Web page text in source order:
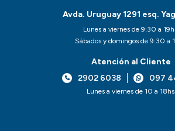
Avda. Uruguay 1291 esq.
Lunes a viernes de 9:30 a
Sábados y domingos de 9:30 a
Atención al Cliente
2902 6038
097
Lunes a viernes de 10 a 18hs.